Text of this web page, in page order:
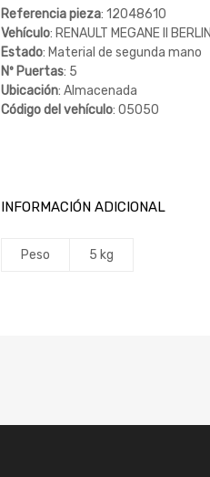
Referencia pieza: 12048610
Vehículo: RENAULT MEGANE II
Estado: Material de segunda mano
Nº Puertas: 5
Ubicación: Almacenada
Código del vehículo: 05050
INFORMACIÓN ADICIONAL
Peso 5 kg